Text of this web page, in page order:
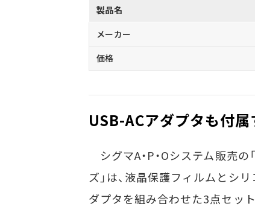
製品名
メーカー
価格
USB-ACアダプタも付
シグマA・P・Oシステム販売の
ズ」は、液晶保護フィルムとシ
ダプタを組み合わせた3点セッ